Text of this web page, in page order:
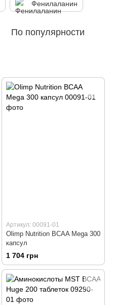
Фенилаланин
По популярности
Артикул: 00091-01
Olimp Nutrition BCAA Mega 300
капсул
1 704 грн